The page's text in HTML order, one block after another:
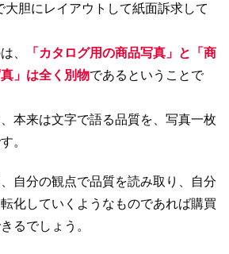
大胆にレイアウトして紙面訴求して
、
「カタログ用の商品写真」と「商
」は全く別物であるということで
本来は文字で語る品質を、写真一枚
。
自分の観点で品質を読み取り、自分
化していくようなものであれば購買
るでしょう。